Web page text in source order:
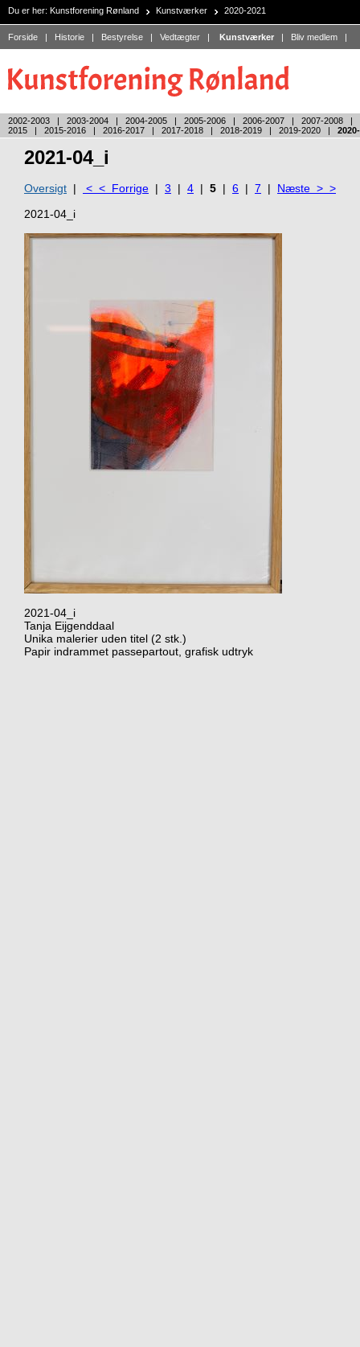
Du er her: Kunstforening Rønland Kunstværker 2020-2021
Forside | Historie | Bestyrelse | Vedtægter | Kunstværker | Bliv medlem |
2002-2003 | 2003-2004 | 2004-2005 | 2005-2006 | 2006-2007 | 2007-2008 |
2015 | 2015-2016 | 2016-2017 | 2017-2018 | 2018-2019 | 2019-2020 |
2021-04_i
Oversigt | < < Forrige | 3 | 4 | 5 | 6 | 7 | Næste > >
2021-04_i
2021-04_i
Tanja Eijgenddaal
Unika malerier uden titel (2 stk.)
Papir indrammet passepartout, grafisk udtryk